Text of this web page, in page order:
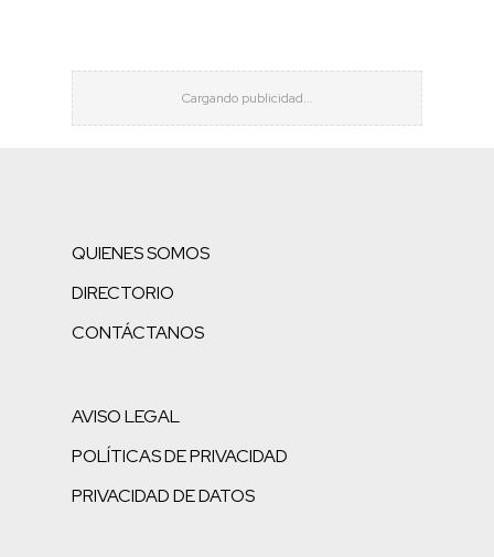
QUIENES SOMOS
DIRECTORIO
CONTÁCTANOS
AVISO LEGAL
POLÍTICAS DE PRIVACIDAD
PRIVACIDAD DE DATOS